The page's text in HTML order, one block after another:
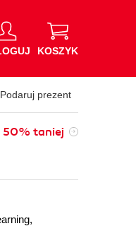
KOSZYK
Podaruj prezent
50% taniej